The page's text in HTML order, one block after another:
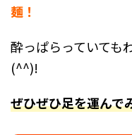
麺！
酔っぱらっていても
(^^)!
ぜひぜひ足を運ん